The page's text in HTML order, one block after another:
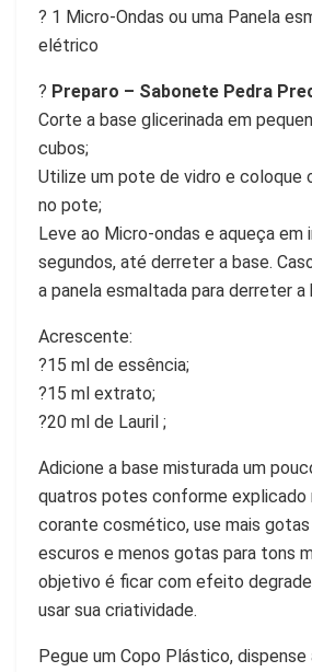
? 1 Micro-Ondas ou uma Panela
elétrico
? Preparo – Sabonete Pedra
Corte a base glicerinada em
cubos;
Utilize um pote de vidro e coloque
no pote;
Leve ao Micro-ondas e aqueça em
segundos, até derreter a base.
a panela esmaltada para derreter a
Acrescente:
?15 ml de essência;
?15 ml extrato;
?20 ml de Lauril ;
Adicione a base misturada um
quatros potes conforme explicado
corante cosmético, use mais gotas
escuros e menos gotas para tons
objetivo é ficar com efeito
usar sua criatividade.
Pegue um Copo Plástico, dispense